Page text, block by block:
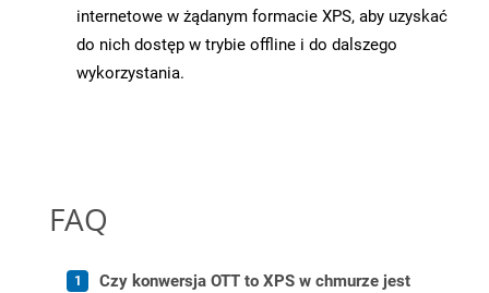
internetowe w żądanym formacie XPS, aby uzyskać
do nich dostęp w trybie offline i do dalszego
wykorzystania.
FAQ
Czy konwersja OTT to XPS w chmurze jest